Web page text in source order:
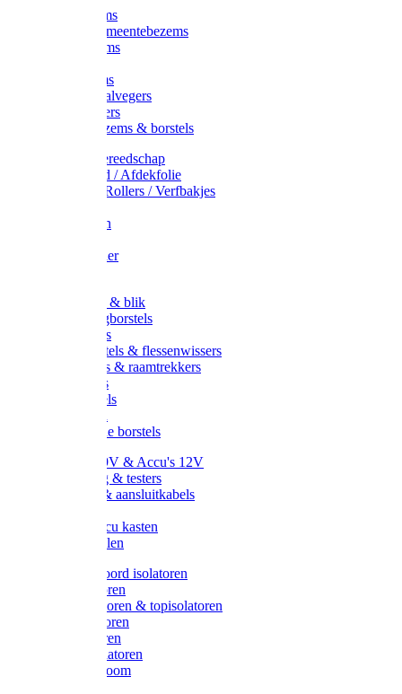
Straatbezems
Stads- / Gemeentebezems
Terrasbezems
Gootbezems
Kamer-/Zaalvegers
Vloertrekkers
Onkruidbezems & borstels
Schildersgereedschap
Afplakband / Afdekfolie
Kwasten / Rollers / Verfbakjes
Afdekfoliën
Schuurpapier
Handveger & blik
Voetenveegborstels
Handvegers
Afwasborstels & flessenwissers
Wasborstels & raamtrekkers
Tonborstels
Werkborstels
Hygienische borstels
Batterijen 9V & Accu's 12V
Beveiliging & testers
Kabelsets & aansluitkabels
Metalen accu kasten
Zonnepanelen
Draad & koord isolatoren
Ringisolatoren
Extra isolatoren & topisolatoren
Hoekisolatoren
Lintisolatoren
Afstandisolatoren
Isolatorenboom